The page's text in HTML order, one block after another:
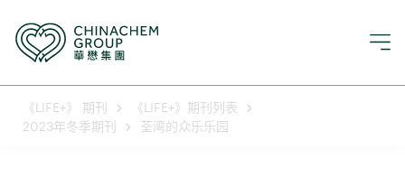
《LIFE+》 期刊
《LIFE+》期刊列表
2023年冬季期刊
荃湾的众乐乐园